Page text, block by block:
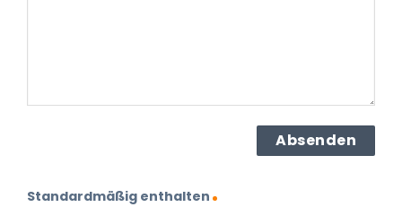
Standardmäßig enthalten